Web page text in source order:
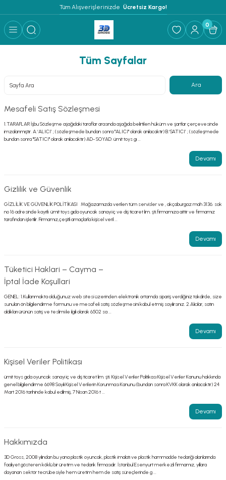
Tüm Alışverişlerinizde Ücretsiz Kargo!
0
Tüm Sayfalar
Mesafeli Satış Sözleşmesi
1.TARAFLAR İşbu Sözleşme aşağıdaki taraflar arasında aşağıda belirtilen hüküm ve şartlar çerçevesinde
imzalanmıştır. A.‘ALICI’ ; (sözleşmede bundan sonra "ALICI" olarak anılacaktır) B.‘SATICI’ ; (sözleşmede
bundan sonra "SATICI" olarak anılacaktır) AD- SOYAD: ümit toys gı ...
Devamı
Gizlilik ve Güvenlik
GİZLİLİK VE GÜVENLİK POLİTİKASI Mağazamızda verilen tüm servisler ve , akçaburgaz mah 3136. sok
no 16 adresinde kayıtlı ümit toys gıda oyuncak sanayi iç ve dış ticaret lim. şti.firmamıza aittir ve firmamız
tarafından işletilir. Firmamız,çeşitli amaçlarla kişisel veril ...
Devamı
Tüketici Haklari – Cayma –
İptal İade Koşullari
GENEL: 1.Kullanmakta olduğunuz web sitesi üzerinden elektronik ortamda sipariş verdiğiniz takdirde, size
sunulan ön bilgilendirme formunu ve mesafeli satış sözleşmesini kabul etmiş sayılırsınız. 2.Alıcılar, satın
aldıkları ürünün satış ve teslimi ile ilgili olarak 6502 sa ...
Devamı
Kişisel Veriler Politikası
ümit toys gıda oyuncak sanayi iç ve dış ticaret lim. şti. Kişisel Veriler Politikası Kişisel Veriler Kanunu hakkında
genel bilgilendirme 6698 Sayılı Kişisel Verilerin Korunması Kanunu (bundan sonra KVKK olarak anılacaktır) 24
Mart 2016 tarihinde kabul edilmiş, 7 Nisan 2016 t ...
Devamı
Hakkımızda
3D Gross, 2008 yılından bu yana plastik oyuncak, plastik imalatı ve plastik hammadde tedariği alanlarında
faaliyet gösteren köklü bir üretim ve tedarik firmasıdır. İstanbul Esenyurt merkezli firmamız, yıllara
dayanan sektör tecrübesiyle hem üretim hem de satış süreçlerinde g ...